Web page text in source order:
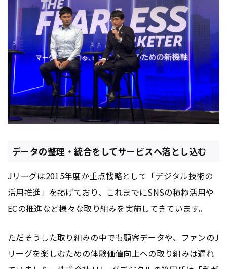
データの整理・統合をしてサービスへ落とし込む
Jリーグは2015年度か重点戦略として「デジタル技術の
活用推進」を掲げており、これまでにSNSの積極活用や
ECの推進など様々な取り組みを実施してきています。
ただそうした取り組みの中でも顧客データや、ファンのJ
リーグを楽しむための体験価値向上への取り組みは遅れ